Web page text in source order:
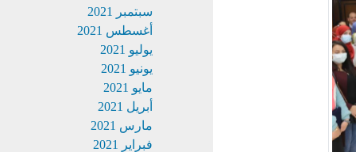
سبتمبر 2021
أغسطس 2021
يوليو 2021
يونيو 2021
مايو 2021
أبريل 2021
مارس 2021
فبراير 2021